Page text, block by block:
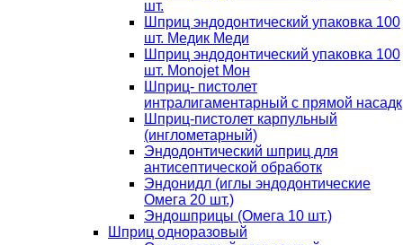
шт.
Шприц эндодонтический упаковка 100
шт. Медик Меди
Шприц эндодонтический упаковка 100
шт. Monojet Мон
Шприц- пистолет
интралигаментарный с прямой насадк
Шприц-пистолет карпульный
(инглометарный)
Эндодонтический шприц для
антисептической обработк
Эндонидл (иглы эндодонтические
Омега 20 шт.)
Эндошприцы (Омега 10 шт.)
Шприц одноразовый